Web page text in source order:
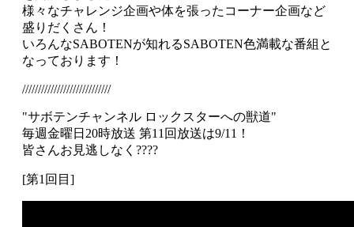
様々なチャレンジ企画や体を張ったコーナー企画など
盛りだくさん！
いろんなSABOTENが知れるSABOTEN色満載な番組と
なっております！
////////////////////////////
"サボテンチャンネル ロックスターへの獣道"
毎週金曜日20時放送 第11回放送は9/11！
皆さんお見逃しなく????
[第1回目]